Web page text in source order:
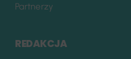
Partnerzy
REDAKCJA